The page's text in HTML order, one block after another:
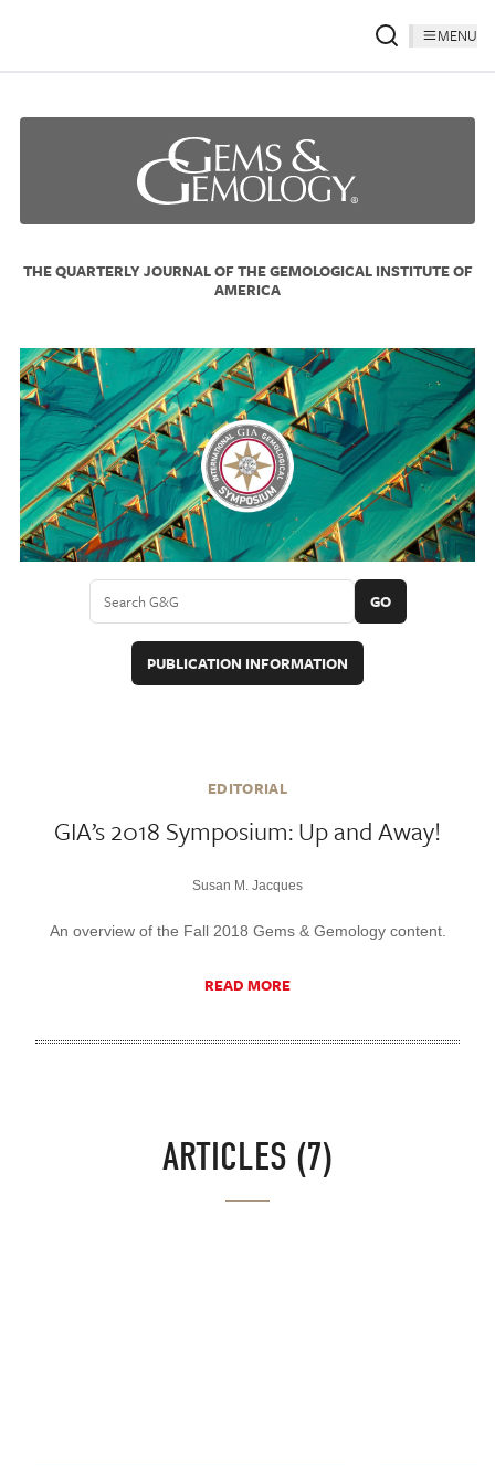
MENU
THE QUARTERLY JOURNAL OF THE GEMOLOGICAL INSTITUTE OF
AMERICA
GO
PUBLICATION INFORMATION
EDITORIAL
GIA’s 2018 Symposium: Up and Away!
Susan M. Jacques
An overview of the Fall 2018 Gems & Gemology content.
READ MORE
ARTICLES (7)